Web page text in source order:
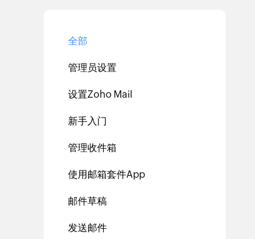
全部
管理员设置
设置Zoho Mail
新手入门
管理收件箱
使用邮箱套件App
邮件草稿
发送邮件